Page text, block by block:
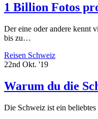
1 Billion Fotos
Der eine oder andere kennt
bis zu…
Reisen Schweiz
22nd Okt. '19
Warum du die
Die Schweiz ist ein